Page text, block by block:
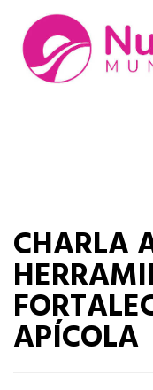
CHARLA
APÍCOLA